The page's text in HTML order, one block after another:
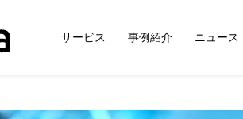
サービス 事例紹介 ニュース